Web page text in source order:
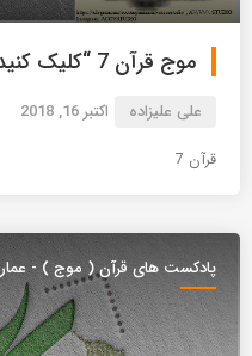
موج قرآن 7 “کلیک کنید”
علی علیزاده اکتبر 16, 2018
قرآن 7
پادکست های قرآن ( موج ) - عمار